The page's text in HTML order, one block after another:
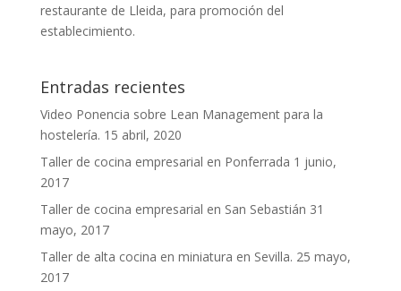
restaurante de Lleida, para promoción del
establecimiento.
Entradas recientes
Video Ponencia sobre Lean Management para la
hostelería. 15 abril, 2020
Taller de cocina empresarial en Ponferrada 1 junio,
2017
Taller de cocina empresarial en San Sebastián 31
mayo, 2017
Taller de alta cocina en miniatura en Sevilla. 25 mayo,
2017